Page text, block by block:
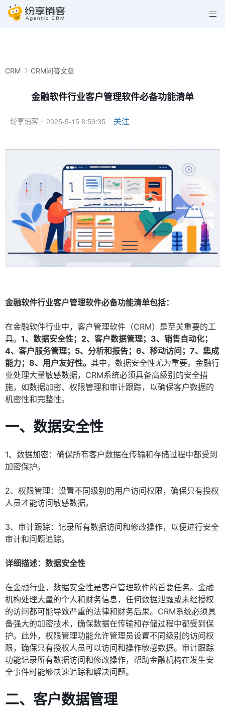
CRM CRM问答文章
金融软件行业客户管理软件必备功能清单
纷享销客 · 2025-5-15 8:59:35 关注
金融软件行业客户管理软件必备功能清单包括：
在金融软件行业中，客户管理软件（CRM）是至关重要的工
具。 1、数据安全性；2、客户数据管理；3、销售自动化；
4、客户服务管理；5、分析和报告；6、移动访问；7、集成
能力；8、用户友好性。 其中，数据安全性尤为重要。金融行
业处理大量敏感数据，CRM系统必须具备高级别的安全措
施，如数据加密、权限管理和审计跟踪，以确保客户数据的
机密性和完整性。
一、数据安全性
1、数据加密：确保所有客户数据在传输和存储过程中都受到
加密保护。
2、权限管理：设置不同级别的用户访问权限，确保只有授权
人员才能访问敏感数据。
3、审计跟踪：记录所有数据访问和修改操作，以便进行安全
审计和问题追踪。
详细描述：数据安全性
在金融行业，数据安全性是客户管理软件的首要任务。金融
机构处理大量的个人和财务信息，任何数据泄露或未经授权
的访问都可能导致严重的法律和财务后果。CRM系统必须具
备强大的加密技术，确保数据在传输和存储过程中都受到保
护。此外，权限管理功能允许管理员设置不同级别的访问权
限，确保只有授权人员可以访问和操作敏感数据。审计跟踪
功能记录所有数据访问和修改操作，帮助金融机构在发生安
全事件时能够快速追踪和解决问题。
二、客户数据管理